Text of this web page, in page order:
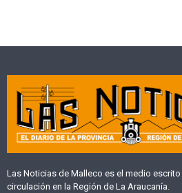
Las Noticias de Malleco es el medio
circulación en la Región de La Araucanía.